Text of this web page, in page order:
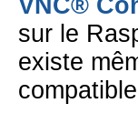
VNC®
sur le
existe